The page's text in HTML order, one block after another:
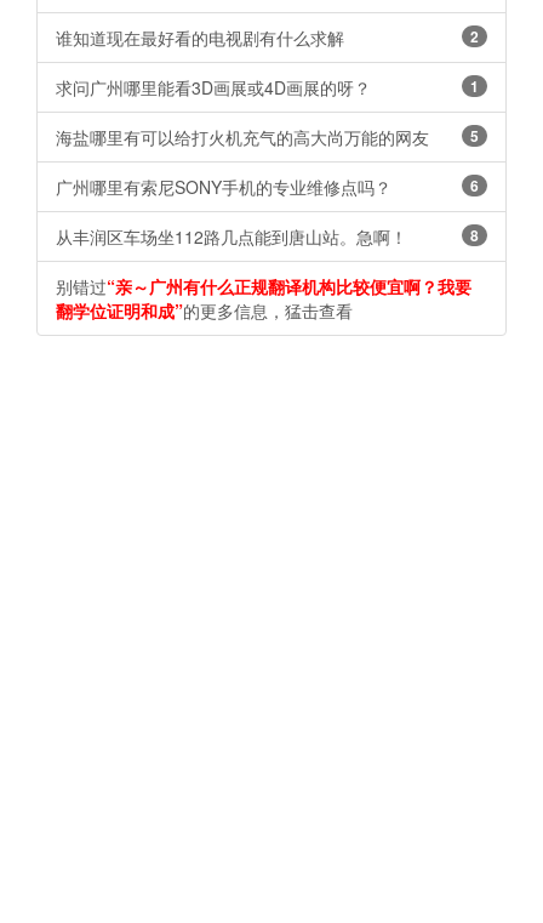
谁知道现在最好看的电视剧有什么求解 ​​​​ 2
求问广州哪里能看3D画展或4D画展的呀？ 1
海盐哪里有可以给打火机充气的高大尚万能的网友 5
广州哪里有索尼SONY手机的专业维修点吗？ 6
从丰润区车场坐112路几点能到唐山站。急啊！ 8
别错过“亲～广州有什么正规翻译机构比较便宜啊？我要
翻学位证明和成”的更多信息，猛击查看